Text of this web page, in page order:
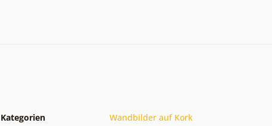
Kategorien Wandbilder auf Kork